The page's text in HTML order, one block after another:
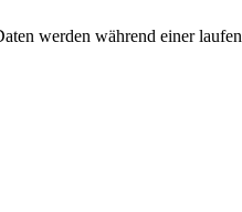
werden während einer